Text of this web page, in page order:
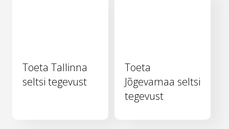
Toeta Tallinna
seltsi tegevust
Toeta
Jõgevamaa seltsi
tegevust